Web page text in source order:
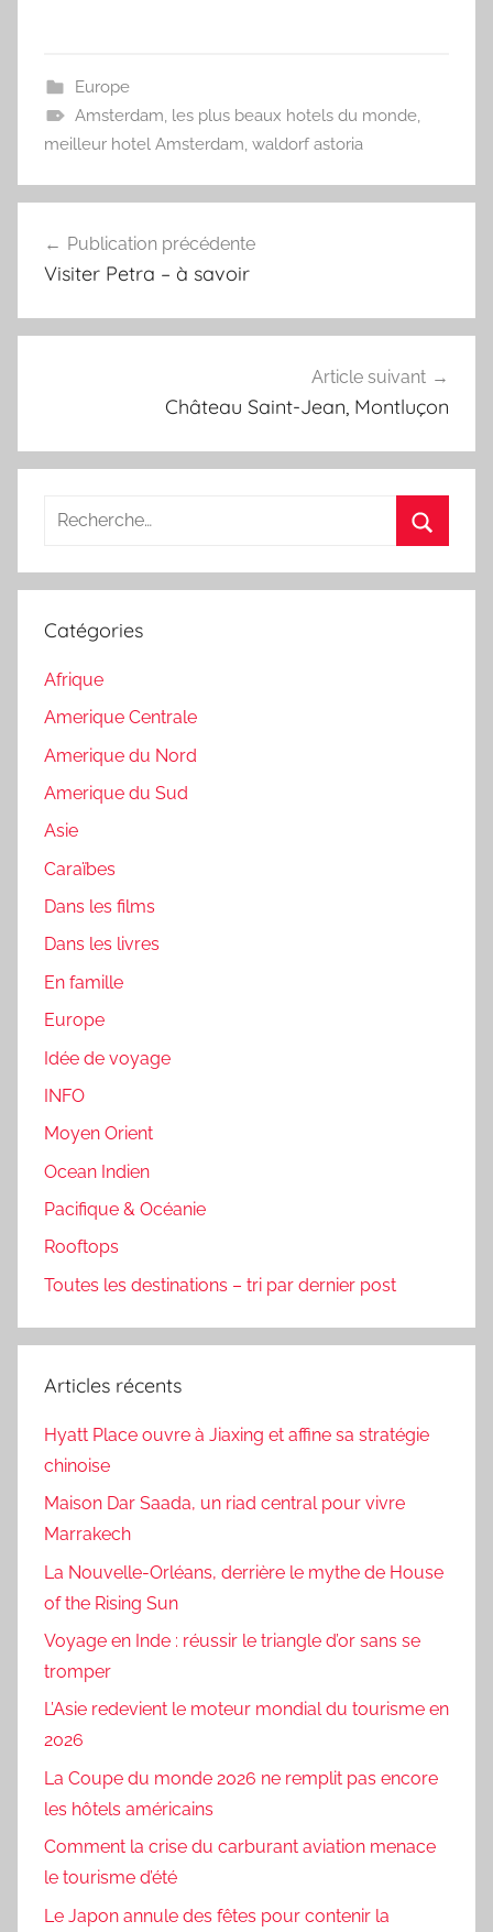
Europe
Amsterdam, les plus beaux hotels du monde,
meilleur hotel Amsterdam, waldorf astoria
de
Publication précédente
Visiter Petra – à savoir
Article suivant
Château Saint-Jean, Montluçon
Recherche
:
Catégories
Afrique
Amerique Centrale
Amerique du Nord
Amerique du Sud
Asie
Caraïbes
Dans les films
Dans les livres
En famille
Europe
Idée de voyage
INFO
Moyen Orient
Ocean Indien
Pacifique & Océanie
Rooftops
Toutes les destinations – tri par dernier post
Articles récents
Hyatt Place ouvre à Jiaxing et affine sa stratégie
chinoise
Maison Dar Saada, un riad central pour vivre
Marrakech
La Nouvelle-Orléans, derrière le mythe de House
of the Rising Sun
Voyage en Inde : réussir le triangle d’or sans se
tromper
L’Asie redevient le moteur mondial du tourisme en
2026
La Coupe du monde 2026 ne remplit pas encore
les hôtels américains
Comment la crise du carburant aviation menace
le tourisme d’été
Le Japon annule des fêtes pour contenir la